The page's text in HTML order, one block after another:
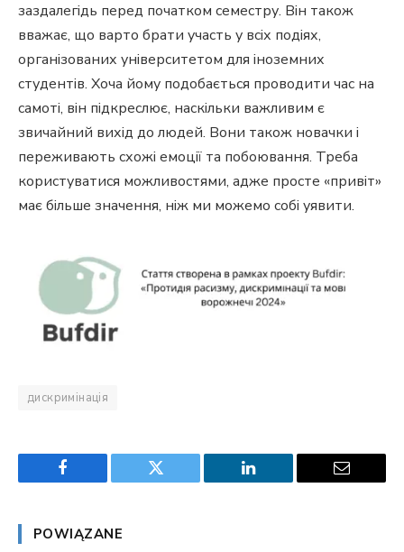
заздалегідь перед початком семестру. Він також
вважає, що варто брати участь у всіх подіях,
організованих університетом для іноземних
студентів. Хоча йому подобається проводити час на
самоті, він підкреслює, наскільки важливим є
звичайний вихід до людей. Вони також новачки і
переживають схожі емоції та побоювання. Треба
користуватися можливостями, адже просте «привіт»
має більше значення, ніж ми можемо собі уявити.
дискримінація
Facebook Twitter LinkedIn Email
POWIĄZANE